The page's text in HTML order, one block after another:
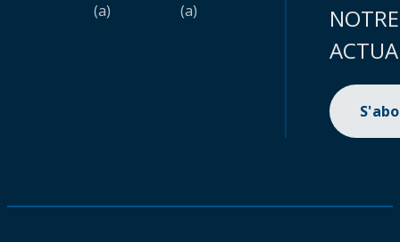
(a)
(a)
NOTRE